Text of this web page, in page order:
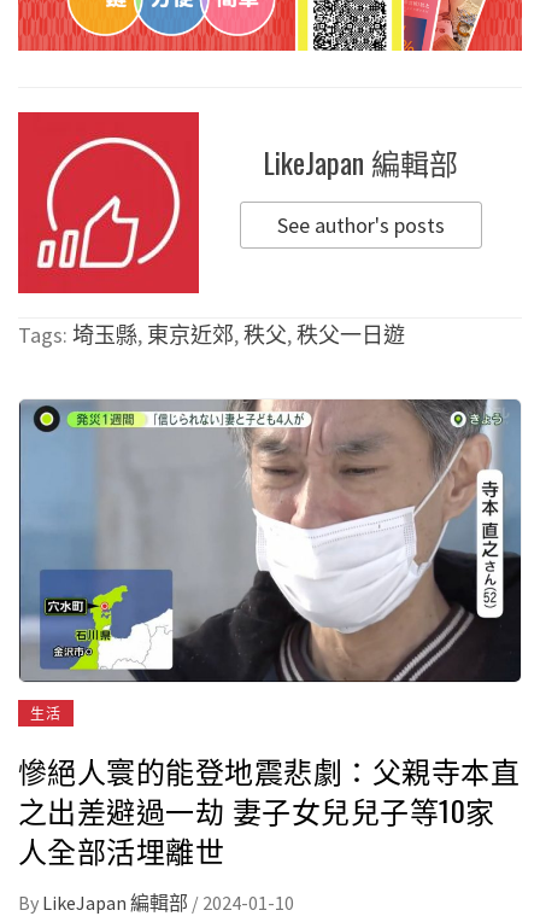
LikeJapan 編輯部
See author's posts
Tags: 埼玉縣, 東京近郊,秩父,秩父一日遊
生活
慘絕人寰的能登地震悲劇：父親寺本直
之出差避過一劫 妻子女兒兒子等10家
人全部活埋離世
By LikeJapan 編輯部 / 2024-01-10